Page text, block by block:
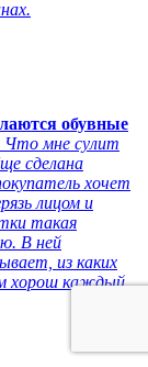
обувные
мне сулит
сделана
хочет
лицом и
такая
В ней
из каких
хорош каждый